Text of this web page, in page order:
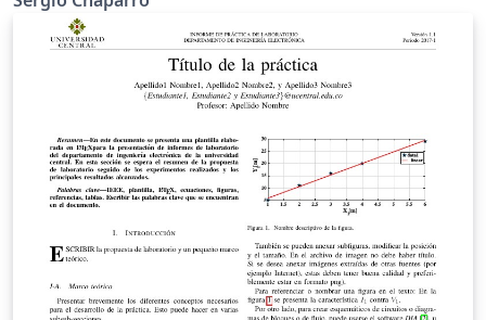
de ingeniería electrónica.